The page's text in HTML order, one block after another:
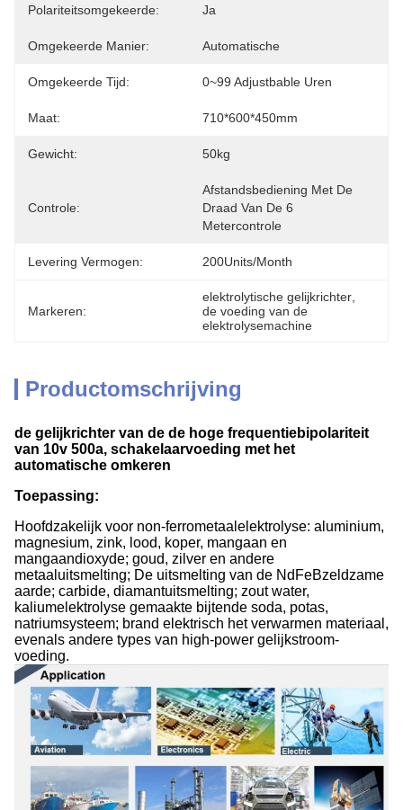
Polariteitsomgekeerde: Ja
Omgekeerde Manier: Automatische
Omgekeerde Tijd: 0~99 Adjustbable Uren
Maat: 710*600*450mm
Gewicht: 50kg
Controle:
Afstandsbediening Met De
Draad Van De 6
Metercontrole
Levering Vermogen: 200Units/Month
Markeren:
elektrolytische gelijkrichter
de voeding van de
elektrolysemachine
Productomschrijving
de gelijkrichter van de de hoge frequentiebipolariteit
van 10v 500a, schakelaarvoeding met het
automatische omkeren
Toepassing:
Hoofdzakelijk voor non-ferrometaalelektrolyse: aluminium,
magnesium, zink, lood, koper, mangaan en
mangaandioxyde; goud, zilver en andere
metaaluitsmelting; De uitsmelting van de NdFeBzeldzame
aarde; carbide, diamantuitsmelting; zout water,
kaliumelektrolyse gemaakte bijtende soda, potas,
natriumsysteem; brand elektrisch het verwarmen materiaal,
evenals andere types van high-power gelijkstroom-
voeding.